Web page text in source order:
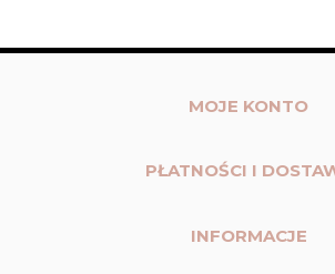
MOJE KONTO
PŁATNOŚCI I
INFORMACJE